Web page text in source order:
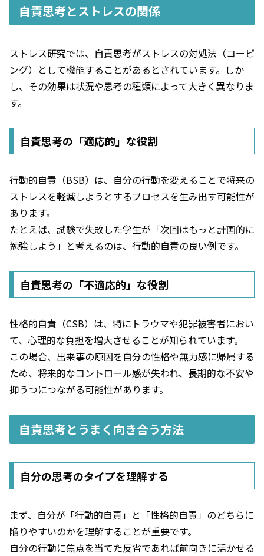
自責思考とストレスの関係
ストレス研究では、自責思考がストレスの対処法（コーピ
ング）として機能することがあるとされています。しか
し、その効果は状況や思考の種類によって大きく異なりま
す。
自責思考の「適応的」な役割
行動的自責（BSB）は、自分の行動を変えることで将来の
ストレスを軽減しようとするプロセスを生み出す可能性が
あります。
たとえば、試験で失敗した学生が「次回はもっと計画的に
勉強しよう」と考えるのは、行動的自責の良い例です。
自責思考の「不適応的」な役割
性格的自責（CSB）は、特にトラウマや犯罪被害者におい
て、心理的な負担を増大させることが知られています。
この場合、出来事の原因を自分の性格や無力感に帰属する
ため、将来的なコントロール感が失われ、長期的な不安や
抑うつにつながる可能性があります。
自責思考とうまく向き合う方法
自分の思考のタイプを理解する
まず、自分が「行動的自責」と「性格的自責」のどちらに
陥りやすいのかを理解することが重要です。
自分の行動に焦点を当てた反省であれば前向きに活かせる